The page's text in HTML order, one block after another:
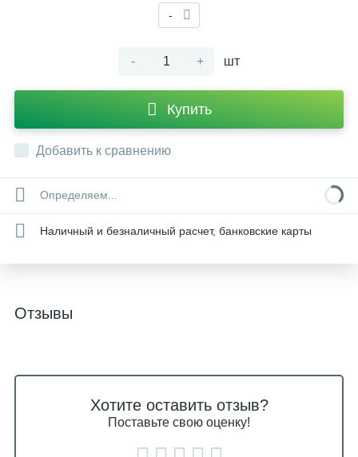
-
- + шт
Купить
Добавить к сравнению
Определяем...
Наличный и безналичный расчет, банковские карты
Отзывы
Хотите оставить отзыв?
Поставьте свою оценку!